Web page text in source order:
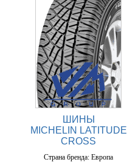
ШИНЫ
MICHELIN LATITUDE
CROSS
Страна бренда: Европа